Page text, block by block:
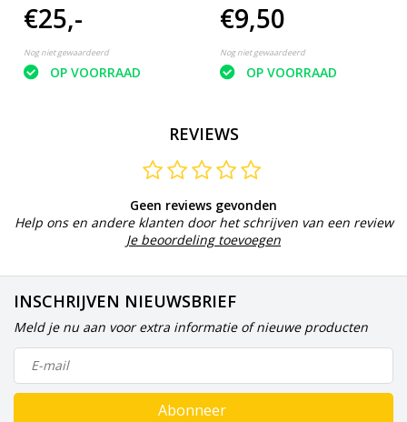
€25,-
Nog niet gewaardeerd
OP VOORRAAD
€9,50
Nog niet gewaardeerd
OP VOORRAAD
REVIEWS
Geen reviews gevonden
Help ons en andere klanten door het schrijven van een review
Je beoordeling toevoegen
INSCHRIJVEN NIEUWSBRIEF
Meld je nu aan voor extra informatie of nieuwe producten
Abonneer